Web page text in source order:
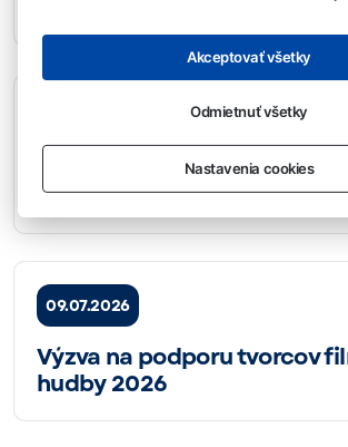
augusta 2026
Komuniké zo zasadnutia DR
dňa 8. 7. 2026
09.07.2026
Výzva na podporu tvorcov
hudby 2026
Akceptovať všetky
Odmietnuť všetky
Nastavenia cookies